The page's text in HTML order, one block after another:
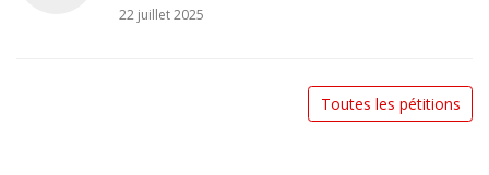
22 juillet 2025
Toutes les pétitions